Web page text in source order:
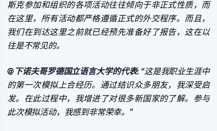
斯克参加和组织的各项活动往往倾向于非正式性质，而
在这里，所有活动都严格遵循正式的外交程序。而且，
我们在到达这里之前就已经预先准备好了报告，这在以
往是不常见的。
@下诺夫哥罗德国立语言大学的代表: “这是我职业生涯中
的第一次模拟上合经历。通过结识众多朋友，我深受启
发。在此过程中，我增进了对很多新国家的了解。参与
此次模拟活动，我感到非常荣幸。”